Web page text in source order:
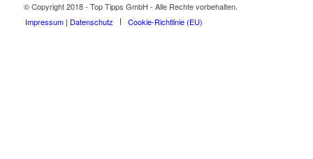
© Copyright 2018 - Top Tipps GmbH - Alle Rechte vorbehalten.
Impressum | Datenschutz
Cookie-Richtlinie (EU)